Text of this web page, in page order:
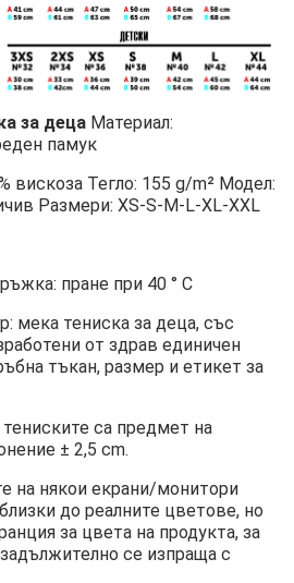
за деца Материал:
памук
вискоза Тегло: 155 g/m² Модел:
Размери: XS-S-M-L-XL-XXL
пране при 40 ° C
мека тениска за деца, със
от здрав единичен
тъкан, размер и етикет за
са предмет на
± 2,5 cm.
на някои екрани/монитори
до реалните цветове, но
за цвета на продукта, за
се изпраща с